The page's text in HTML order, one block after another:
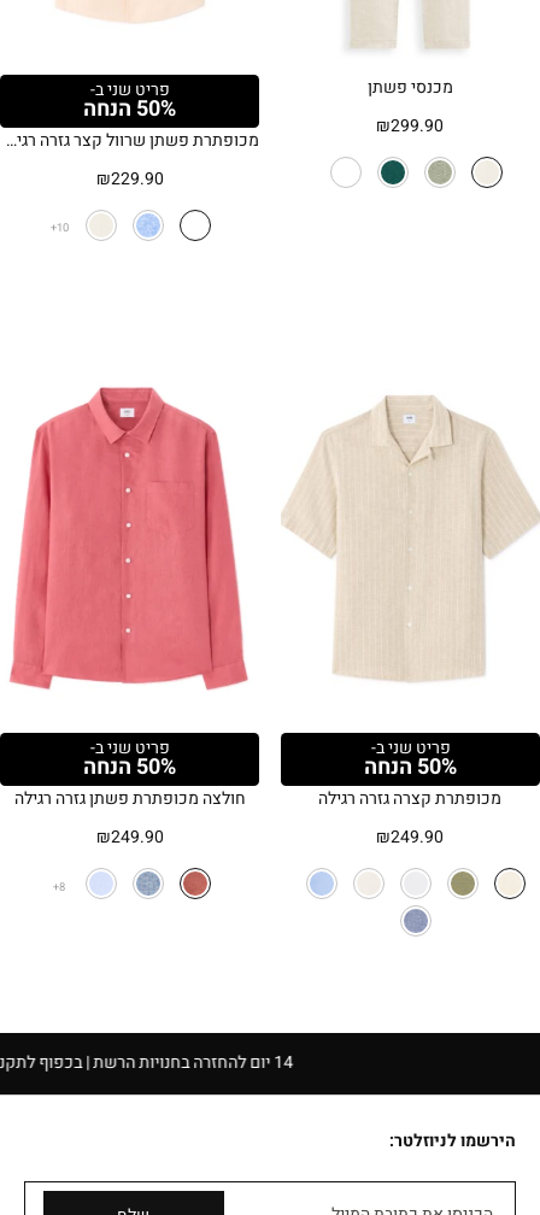
מכנסי פשתן
₪299.90
פריט שני ב-
50% הנחה
מכופתרת פשתן שרוול קצר גזרה רגילה
₪229.90
10
פריט שני ב-
50% הנחה
מכופתרת קצרה גזרה רגילה
₪249.90
פריט שני ב-
50% הנחה
חולצה מכופתרת פשתן גזרה רגילה
₪249.90
8
הירשמו לניוזלטר: